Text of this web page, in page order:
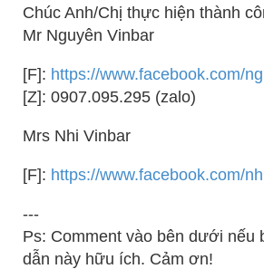
Chúc Anh/Chị thực hiện thành
Mr Nguyên Vinbar
[F]: https://www.facebook.com/
[Z]: 0907.095.295 (zalo)
Mrs Nhi Vinbar
[F]: https://www.facebook.com/
---
Ps: Comment vào bên dưới nếu
dẫn này hữu ích. Cảm ơn!